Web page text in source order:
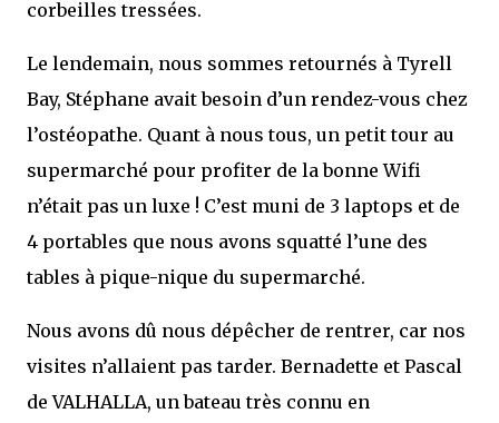
corbeilles tressées.
Le lendemain, nous sommes retournés à Tyrell
Bay, Stéphane avait besoin d’un rendez-vous chez
l’ostéopathe. Quant à nous tous, un petit tour au
supermarché pour profiter de la bonne Wifi
n’était pas un luxe ! C’est muni de 3 laptops et de
4 portables que nous avons squatté l’une des
tables à pique-nique du supermarché.
Nous avons dû nous dépêcher de rentrer, car nos
visites n’allaient pas tarder. Bernadette et Pascal
de VALHALLA, un bateau très connu en